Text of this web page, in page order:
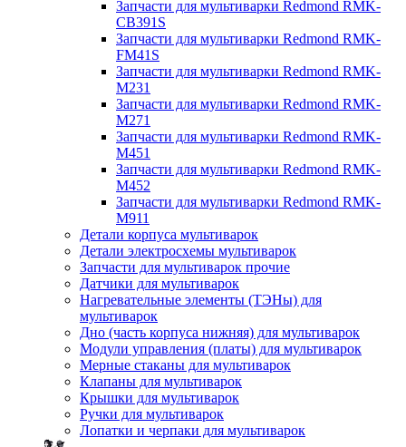
Запчасти для мультиварки Redmond RMK-
CB391S
Запчасти для мультиварки Redmond RMK-
FM41S
Запчасти для мультиварки Redmond RMK-
M231
Запчасти для мультиварки Redmond RMK-
M271
Запчасти для мультиварки Redmond RMK-
M451
Запчасти для мультиварки Redmond RMK-
M452
Запчасти для мультиварки Redmond RMK-
M911
Детали корпуса мультиварок
Детали электросхемы мультиварок
Запчасти для мультиварок прочие
Датчики для мультиварок
Нагревательные элементы (ТЭНы) для
мультиварок
Дно (часть корпуса нижняя) для мультиварок
Модули управления (платы) для мультиварок
Мерные стаканы для мультиварок
Клапаны для мультиварок
Крышки для мультиварок
Ручки для мультиварок
Лопатки и черпаки для мультиварок